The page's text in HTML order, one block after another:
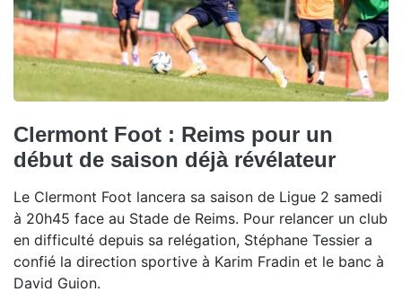
Clermont Foot : Reims pour un
début de saison déjà révélateur
Le Clermont Foot lancera sa saison de Ligue 2 samedi
à 20h45 face au Stade de Reims. Pour relancer un club
en difficulté depuis sa relégation, Stéphane Tessier a
confié la direction sportive à Karim Fradin et le banc à
David Guion.